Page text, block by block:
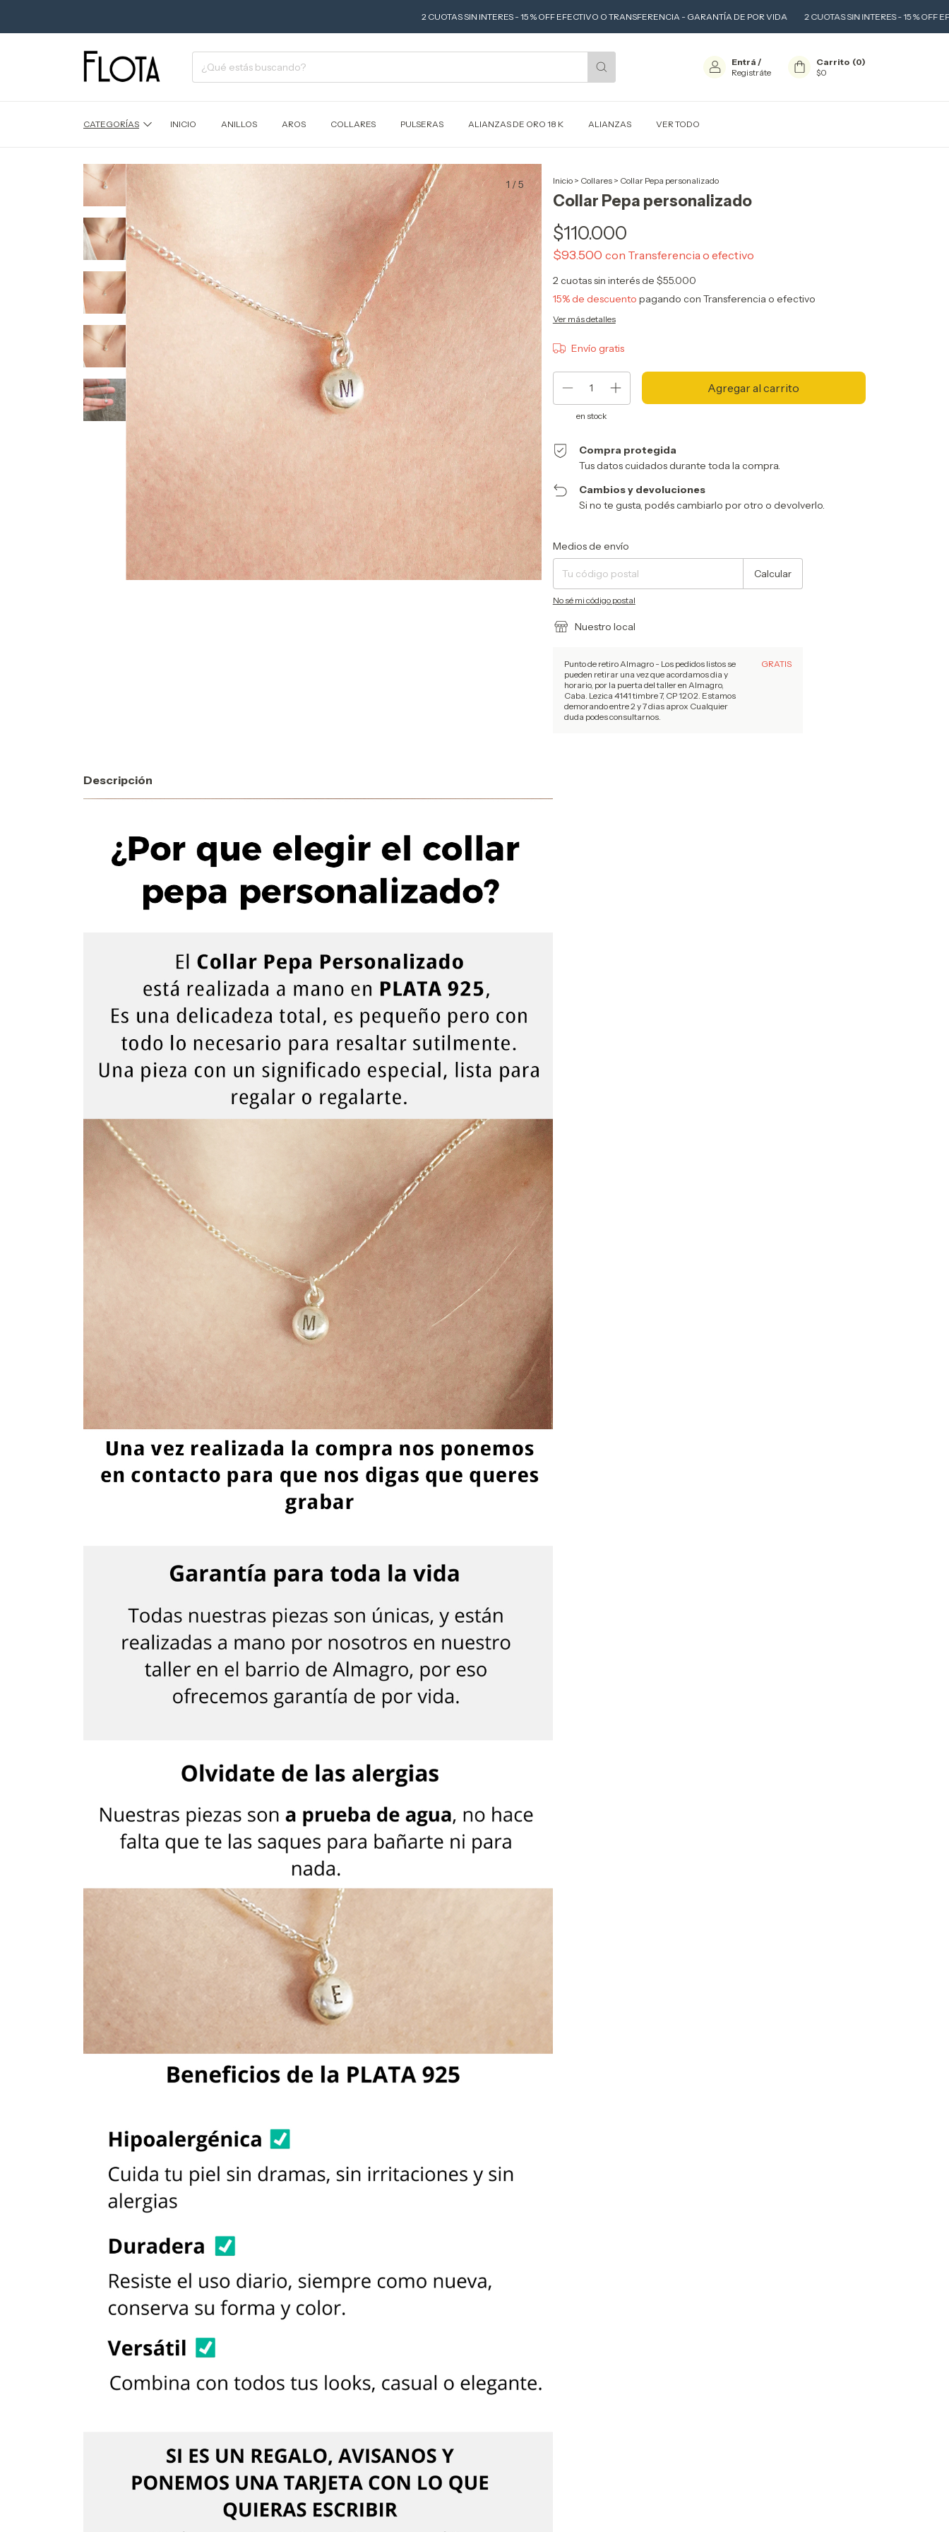
2 CUOTAS SIN INTERES - 15 % OFF EFECTIVO O TRANSFERENCIA - GARANTÍA DE POR VIDA 2 CUOTAS SIN INTERES - 15 % OFF EFECTIVO O
Entrá /
Registráte
Carrito (0)
$0
CATEGORÍAS INICIO ANILLOS AROS COLLARES PULSERAS ALIANZAS DE ORO 18 K ALIANZAS VER TODO
1 /5 Inicio > Collares > Collar Pepa personalizado
Collar Pepa personalizado
$110.000
$93.500 con Transferencia o efectivo
2cuotas sin interés de $55.000
15% de descuento pagando con Transferencia o efectivo
Ver más detalles
Envío gratis
en stock
Compra protegida
Tus datos cuidados durante toda la compra.
Cambios y devoluciones
Si no te gusta, podés cambiarlo por otro o devolverlo.
Entregas para el CP:
Medios de envío
Calcular
No sé mi código postal
Nuestro local
Punto de retiro Almagro - Los pedidos listos se
pueden retirar una vez que acordamos dia y
horario, por la puerta del taller en Almagro,
Caba. Lezica 4141 timbre 7, CP 1202. Estamos
demorando entre 2 y 7 dias aprox Cualquier
duda podes consultarnos.
GRATIS
Descripción